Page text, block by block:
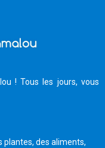
! Tous les jours, vous
plantes, des aliments,